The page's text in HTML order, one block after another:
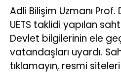
Adli Bilişim Uzmanı Prof.
UETS taklidi yapılan
Devlet bilgilerinin ele
vatandaşları uyardı.
tıklamayın, resmi siteleri